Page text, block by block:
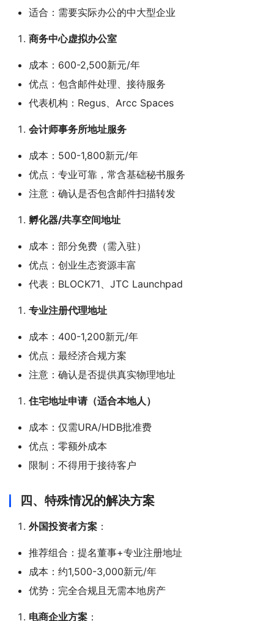
适合：需要实际办公的中大型企业
商务中心虚拟办公室
成本：600-2,500新元/年
优点：包含邮件处理、接待服务
代表机构：Regus、Arcc Spaces
会计师事务所地址服务
成本：500-1,800新元/年
优点：专业可靠，常含基础秘书服务
注意：确认是否包含邮件扫描转发
孵化器/共享空间地址
成本：部分免费（需入驻）
优点：创业生态资源丰富
代表：BLOCK71、JTC Launchpad
专业注册代理地址
成本：400-1,200新元/年
优点：最经济合规方案
注意：确认是否提供真实物理地址
住宅地址申请（适合本地人）
成本：仅需URA/HDB批准费
优点：零额外成本
限制：不得用于接待客户
四、特殊情况的解决方案
外国投资者方案 ：
推荐组合：提名董事+专业注册地址
成本：约1,500-3,000新元/年
优势：完全合规且无需本地房产
电商企业方案 ：